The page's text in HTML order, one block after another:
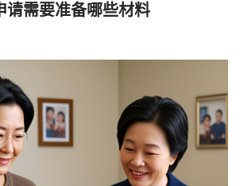
请需要准备哪些材料